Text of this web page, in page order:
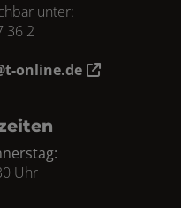
unter:
36 2
online.de
Uhr